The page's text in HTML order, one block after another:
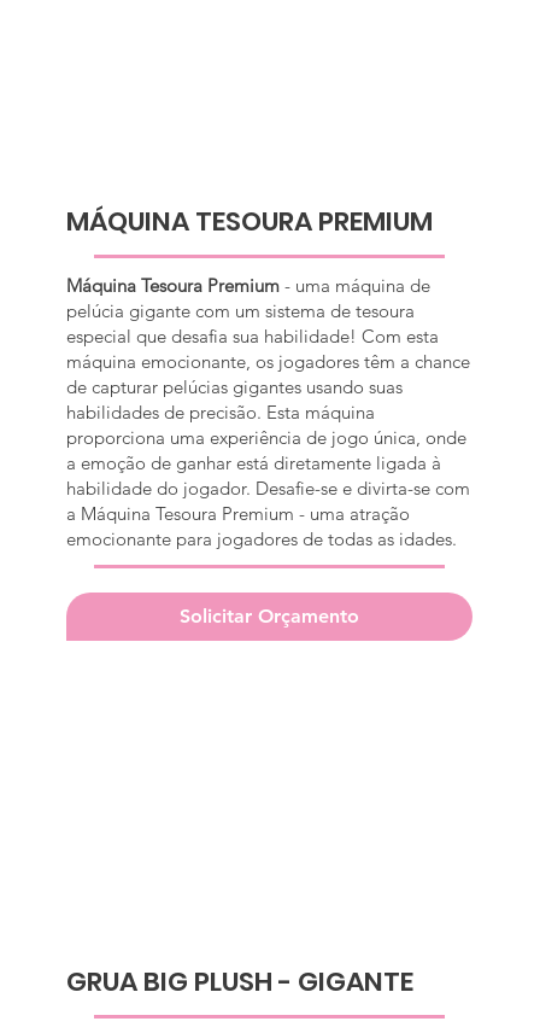
MÁQUINA TESOURA PREMIUM
Máquina Tesoura Premium- uma máquina de
pelúcia gigante com um sistema de tesoura
especial que desafia sua habilidade! Com esta
máquina emocionante, os jogadores têm a chance
de capturar pelúcias gigantes usando suas
habilidades de precisão. Esta máquina
proporciona uma experiência de jogo única, onde
a emoção de ganhar está diretamente ligada à
habilidade do jogador. Desafie-se e divirta-se com
a Máquina Tesoura Premium - uma atração
emocionante para jogadores de todas as idades.
Solicitar Orçamento
GRUA BIG PLUSH - GIGANTE